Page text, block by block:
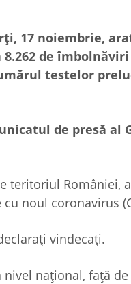
17 noiembrie,
8.262 de
testelor
de presă al
teritoriul României,
noul coronavirus
vindecați.
național, față